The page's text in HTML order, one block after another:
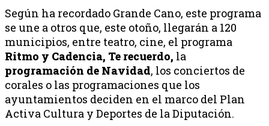
Según ha recordado Grande Cano, este programa
se une a otros que, este otoño, llegarán a 120
municipios, entre teatro, cine, el programa
Ritmo y Cadencia, Te recuerdo, la
programación de Navidad, los conciertos de
corales o las programaciones que los
ayuntamientos deciden en el marco del Plan
Activa Cultura y Deportes de la Diputación.